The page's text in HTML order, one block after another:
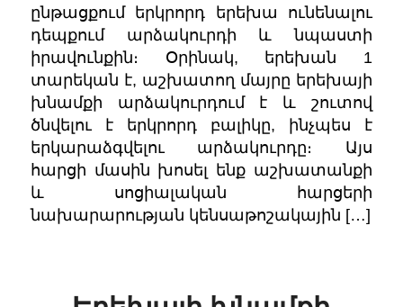
ընթացքում երկրորդ երեխա ունենալու
դեպքում արձակուրդի և նպաստի
իրավունքին։ Օրինակ, երեխան 1
տարեկան է, աշխատող մայրը երեխայի
խնամքի արձակուրդում է և շուտով
ծնվելու է երկրորդ բալիկը, ինչպես է
երկարաձգվելու արձակուրդը։ Այս
հարցի մասին խոսել ենք աշխատանքի
և սոցիալական հարցերի
նախարարության կենսաթոշակային […]